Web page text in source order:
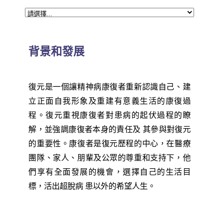
背景和發展
復元是一個讓精神病康復者重新認識自己、建
立正面自我形象及重建有意義生活的康復過
程。復元重視康復者對患病的起伏過程的瞭
解，並強調康復者本身的責任及 其參與對復元
的重要性。康復者是復元歷程的中心，在醫療
團隊、家人、朋輩及公眾的尊重和支持下，他
們享有全面發展的機會，選擇自己的生活目
標，活出超脫病 患以外的希望人生。